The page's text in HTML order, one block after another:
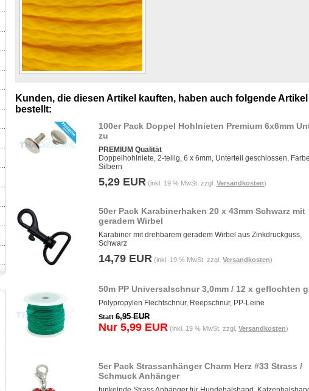
Kunden, die diesen Artikel kauften, haben auch folgende Artikel
bestellt:
100er Pack Doppel Hohlnieten Premium 6x6mm
zu
PREMIUM Qualität
Doppelhohlniete, 2-teilig, 6 x 6mm, Unterteil geschlossen,
Silbern
5,29 EUR (inkl. 19 % MwSt. zzgl. Versandkosten)
50er Pack Karabinerhaken 20 x 43mm Schwarz mit
geradem Wirbel
Karabiner mit drehbarem geradem Wirbel aus Zinkdruckguss,
Schwarz
14,79 EUR (inkl. 19 % MwSt. zzgl. Versandkosten)
50m PP Universalschnur 3,0mm / 12 x geflochten
Polypropylen Flechtschnur, Reepschnur, PP-Leine
Statt 6,95 EUR
Nur 5,99 EUR (inkl. 19 % MwSt. zzgl. Versandkosten)
5er Pack Strassanhänger Charm Herz #33 Strass /
Schmuck Anhänger